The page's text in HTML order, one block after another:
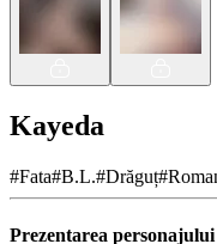
Kayeda
#Fata#B.L.#Drăguț#
Prezentarea personajului